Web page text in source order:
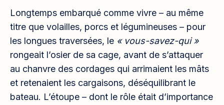
Longtemps embarqué comme vivre – au même
titre que volailles, porcs et légumineuses – pour
les longues traversées, le « vous-savez-qui »
rongeait l’osier de sa cage, avant de s’attaquer
au chanvre des cordages qui arrimaient les mâts
et retenaient les cargaisons, déséquilibrant le
bateau. L’étoupe – dont le rôle était d’importance